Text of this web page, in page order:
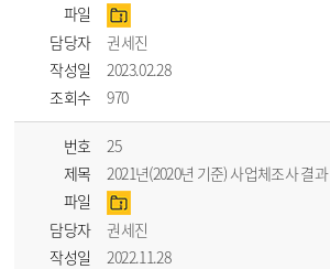
파일
담당자
권세진
작성일
2023.02.28
조회수
970
번호
25
제목
2021년(2020년 기준) 사업체조사 결과
파일
담당자
권세진
작성일
2022.11.28